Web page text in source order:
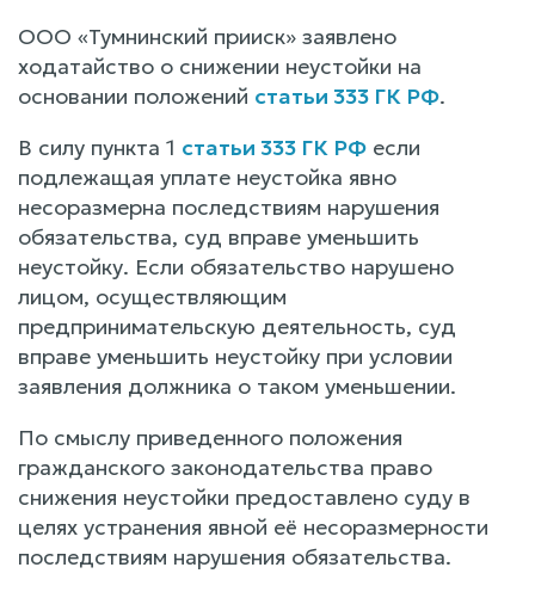
ООО «Тумнинский прииск» заявлено
ходатайство о снижении неустойки на
основании положений статьи 333 ГК РФ.
В силу пункта 1 статьи 333 ГК РФ если
подлежащая уплате неустойка явно
несоразмерна последствиям нарушения
обязательства, суд вправе уменьшить
неустойку. Если обязательство нарушено
лицом, осуществляющим
предпринимательскую деятельность, суд
вправе уменьшить неустойку при условии
заявления должника о таком уменьшении.
По смыслу приведенного положения
гражданского законодательства право
снижения неустойки предоставлено суду в
целях устранения явной её несоразмерности
последствиям нарушения обязательства.